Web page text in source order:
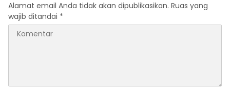
Alamat email Anda tidak akan dipublikasikan. Ruas yang
wajib ditandai *